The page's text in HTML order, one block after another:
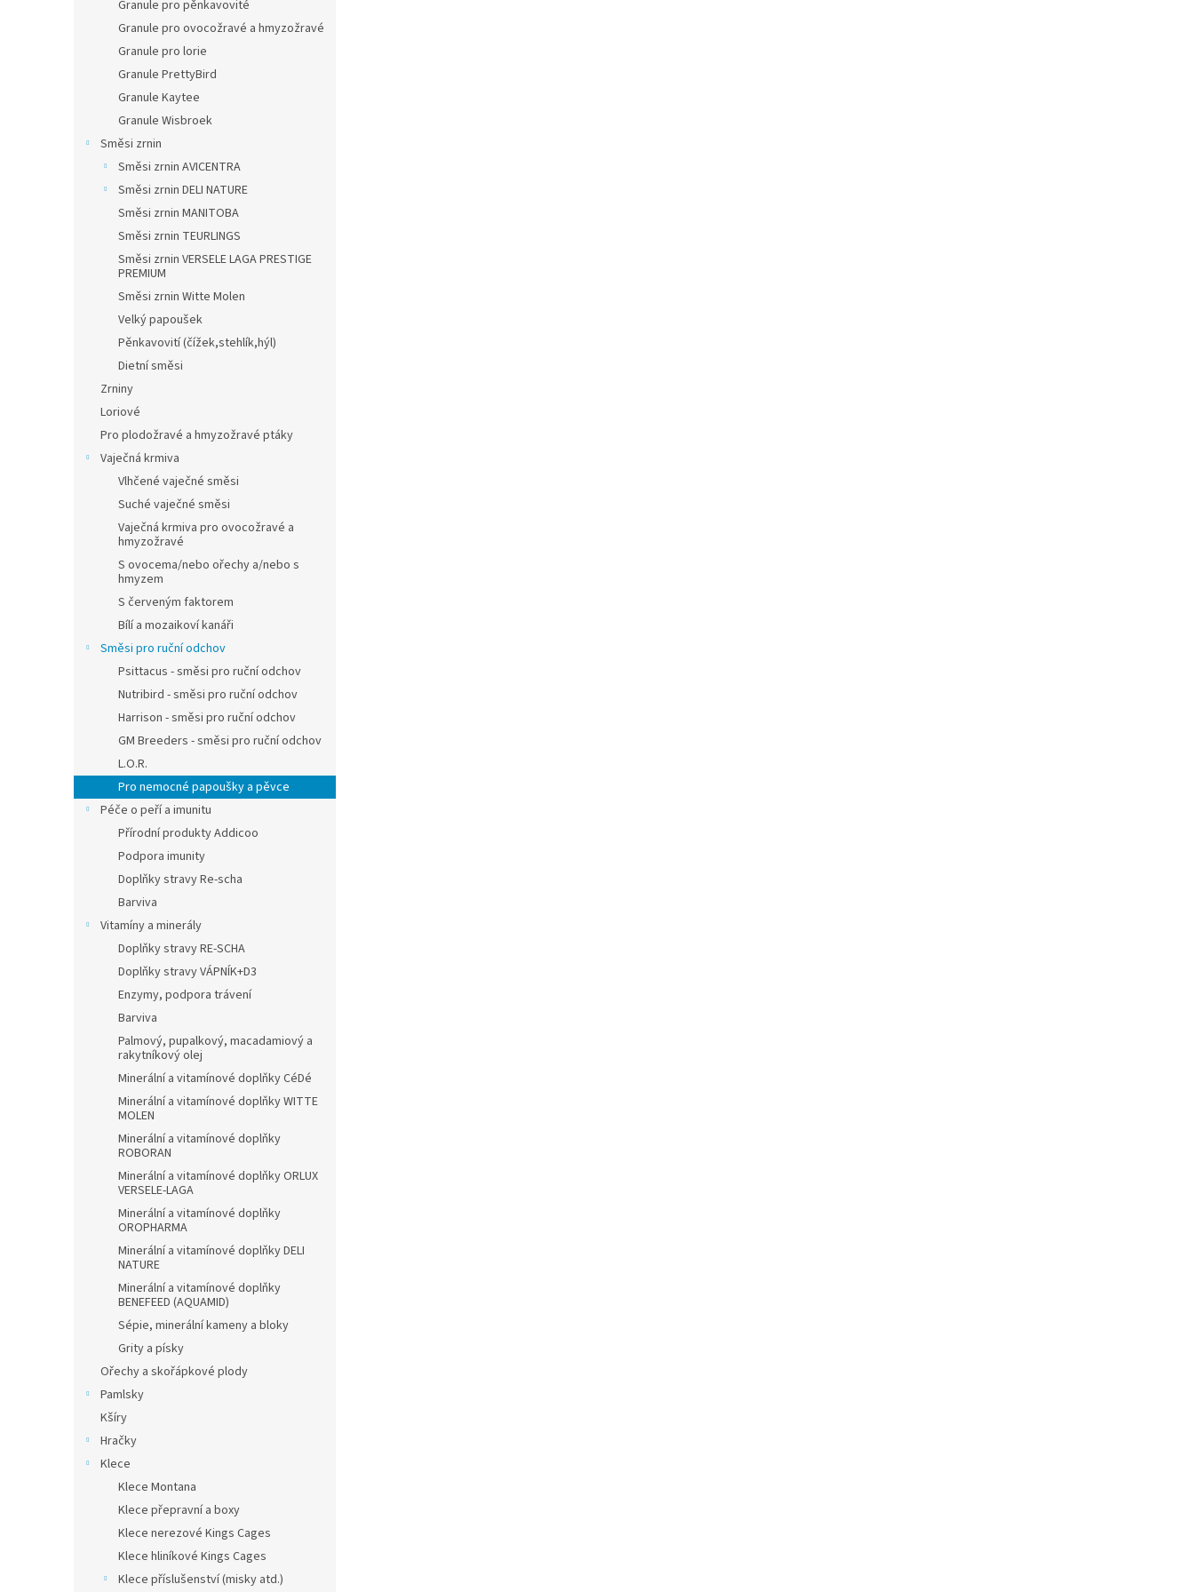
Granule pro pěnkavovité
Granule pro ovocožravé a hmyzožravé
Granule pro lorie
Granule PrettyBird
Granule Kaytee
Granule Wisbroek
Směsi zrnin
Směsi zrnin AVICENTRA
Směsi zrnin DELI NATURE
Směsi zrnin MANITOBA
Směsi zrnin TEURLINGS
Směsi zrnin VERSELE LAGA PRESTIGE
PREMIUM
Směsi zrnin Witte Molen
Velký papoušek
Pěnkavovití (čížek,stehlík,hýl)
Dietní směsi
Zrniny
Loriové
Pro plodožravé a hmyzožravé ptáky
Vaječná krmiva
Vlhčené vaječné směsi
Suché vaječné směsi
Vaječná krmiva pro ovocožravé a
hmyzožravé
S ovocema/nebo ořechy a/nebo s
hmyzem
S červeným faktorem
Bílí a mozaikoví kanáři
Směsi pro ruční odchov
Psittacus - směsi pro ruční odchov
Nutribird - směsi pro ruční odchov
Harrison - směsi pro ruční odchov
GM Breeders - směsi pro ruční odchov
L.O.R.
Pro nemocné papoušky a pěvce
Péče o peří a imunitu
Přírodní produkty Addicoo
Podpora imunity
Doplňky stravy Re-scha
Barviva
Vitamíny a minerály
Doplňky stravy RE-SCHA
Doplňky stravy VÁPNÍK+D3
Enzymy, podpora trávení
Barviva
Palmový, pupalkový, macadamiový a
rakytníkový olej
Minerální a vitamínové doplňky CéDé
Minerální a vitamínové doplňky WITTE
MOLEN
Minerální a vitamínové doplňky
ROBORAN
Minerální a vitamínové doplňky ORLUX
VERSELE-LAGA
Minerální a vitamínové doplňky
OROPHARMA
Minerální a vitamínové doplňky DELI
NATURE
Minerální a vitamínové doplňky
BENEFEED (AQUAMID)
Sépie, minerální kameny a bloky
Grity a písky
Ořechy a skořápkové plody
Pamlsky
Kšíry
Hračky
Klece
Klece Montana
Klece přepravní a boxy
Klece nerezové Kings Cages
Klece hliníkové Kings Cages
Klece příslušenství (misky atd.)